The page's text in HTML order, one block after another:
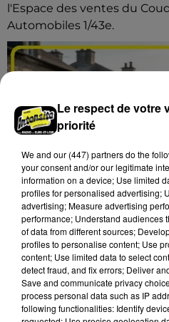
l'Espace des ventes du
Automobiles 1/43e.
17h16
LES ROCHES-
GRENIERS DE LA
Le respect de votre
priorité
We and our (447) partnersdo the
your consent and/or our legitimate
information on a device; Use limited
profiles for personalised advertising;
advertising; Measure advertising
performance; Understand audiences
of data from different sources;
profiles to personalise content; Use
content; Use limited data to select
detect fraud, and fix errors; Deliver
Save and communicate privacy
process personal data such as IP
following functionalities: Identify